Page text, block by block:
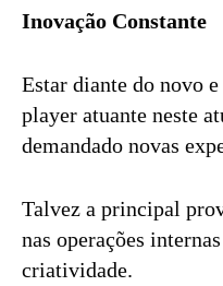
Inovação Constante
Estar diante do novo
player atuante neste
demandado novas
Talvez a principal
nas operações
criatividade.